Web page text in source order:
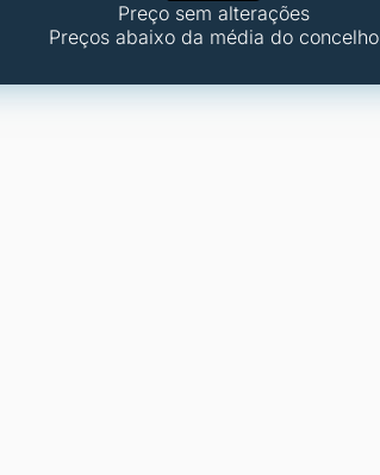
Preço sem alterações
Preços abaixo da média do concelho